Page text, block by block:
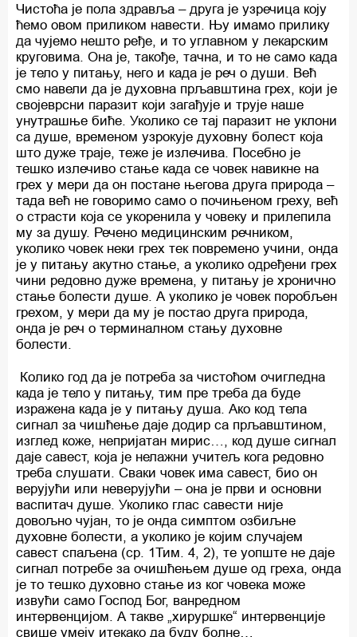
Чистоћа је пола здравља – друга је узречица коју
ћемо овом приликом навести. Њу имамо прилику
да чујемо нешто ређе, и то углавном у лекарским
круговима. Она је, такође, тачна, и то не само када
је тело у питању, него и када је реч о души. Већ
смо навели да је духовна прљавштина грех, који је
својеврсни паразит који загађује и трује наше
унутрашње биће. Уколико се тај паразит не уклони
са душе, временом узрокује духовну болест која
што дуже траје, теже је излечива. Посебно је
тешко излечиво стање када се човек навикне на
грех у мери да он постане његова друга природа –
тада већ не говоримо само о почињеном греху, већ
о страсти која се укоренила у човеку и прилепила
му за душу. Речено медицинским речником,
уколико човек неки грех тек повремено учини, онда
је у питању акутно стање, а уколико одређени грех
чини редовно дуже времена, у питању је хронично
стање болести душе. А уколико је човек поробљен
грехом, у мери да му је постао друга природа,
онда је реч о терминалном стању духовне
болести.
Колико год да је потреба за чистоћом очигледна
када је тело у питању, тим пре треба да буде
изражена када је у питању душа. Ако код тела
сигнал за чишћење даје додир са прљавштином,
изглед коже, непријатан мирис…, код душе сигнал
даје савест, која је нелажни учитељ кога редовно
треба слушати. Сваки човек има савест, био он
верујући или неверујући – она је први и основни
васпитач душе. Уколико глас савести није
довољно чујан, то је онда симптом озбиљне
духовне болести, а уколико је којим случајем
савест спаљена (ср. 1Тим. 4, 2), те уопште не даје
сигнал потребе за очишћењем душе од греха, онда
је то тешко духовно стање из ког човека може
извући само Господ Бог, ванредном
интервенцијом. А такве „хируршке“ интервенције
свише умеју итекако да буду болне…